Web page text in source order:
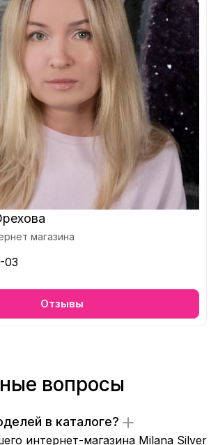
магазина
03
Отзывы
вопросы
в каталоге?
интернет-магазина Milana Silver